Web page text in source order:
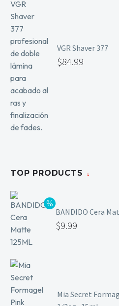
VGR Shaver 377
$84.99
TOP PRODUCTS
BANDIDO Cera
$9.99
Mia Secret